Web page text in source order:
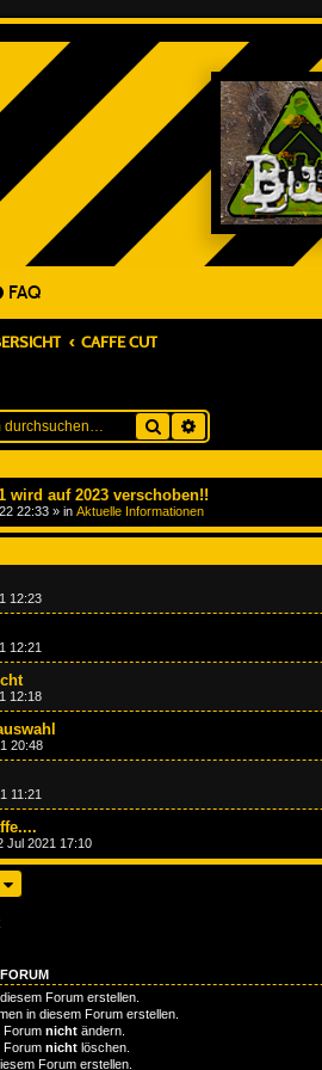
FAQ
CAFFE CUT
Suche
wird auf 2023 verschoben!!
22:33 » in Aktuelle Informationen
12:23
12:21
12:18
20:48
11:21
Jul 2021 17:10
Forum erstellen.
in diesem Forum erstellen.
Forum nicht ändern.
Forum nicht löschen.
Forum erstellen.